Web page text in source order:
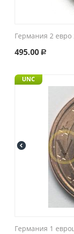
Германия 2 евро
495.00 Р
UNC
Германия 1